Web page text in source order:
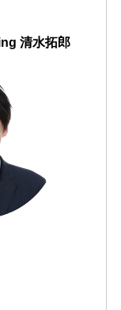
清水拓郎